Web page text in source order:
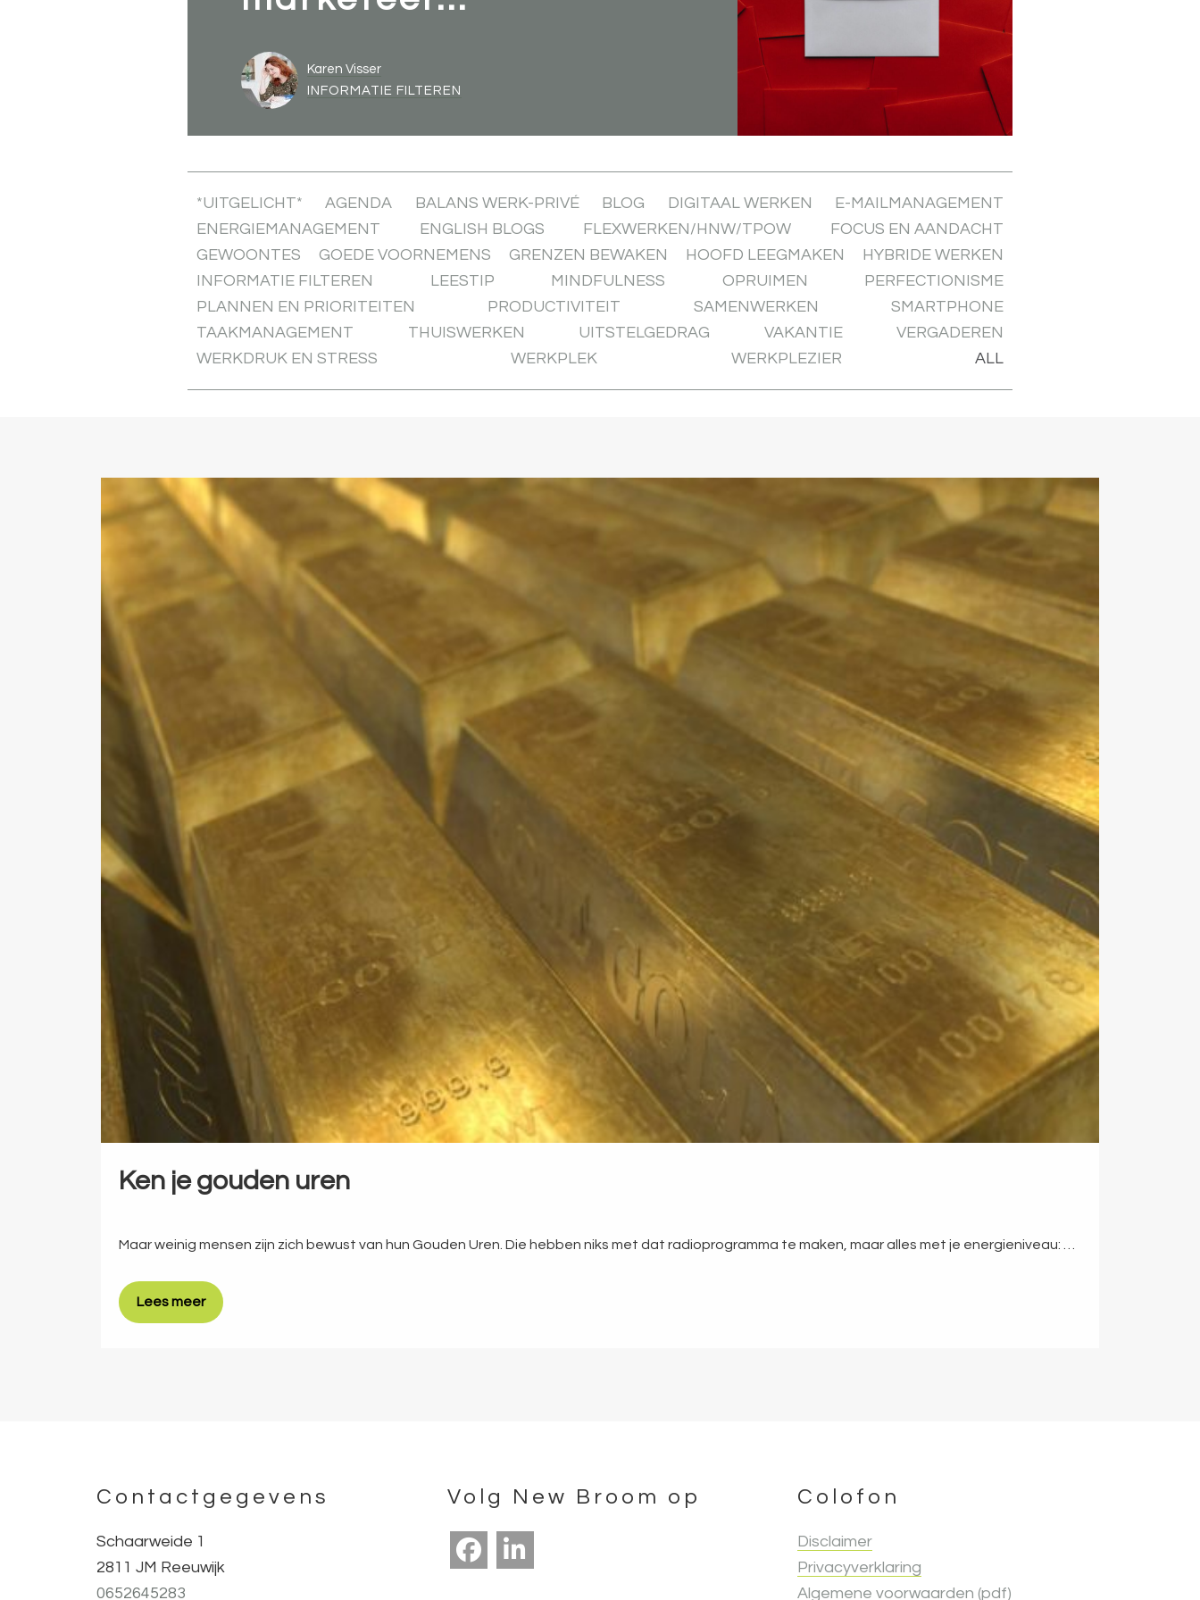
Karen Visser
INFORMATIE FILTEREN
*UITGELICHT* AGENDA BALANS WERK-PRIVÉ BLOG DIGITAAL WERKEN
E-MAILMANAGEMENT
ENERGIEMANAGEMENT
ENGLISH BLOGS FLEXWERKEN/HNW/TPOW
FOCUS EN AANDACHT
GEWOONTES
GOEDE VOORNEMENS GRENZEN BEWAKEN HOOFD LEEGMAKEN
HYBRIDE WERKEN
INFORMATIE FILTEREN
LEESTIP MINDFULNESS OPRUIMEN
PERFECTIONISME
PLANNEN EN PRIORITEITEN
PRODUCTIVITEIT SAMENWERKEN
SMARTPHONE
TAAKMANAGEMENT
THUISWERKEN UITSTELGEDRAG VAKANTIE
VERGADEREN
WERKDRUK EN STRESS
WERKPLEK WERKPLEZIER ALL
Ken je gouden uren
Maar weinig mensen zijn zich bewust van hun Gouden Uren. Die hebben niks met dat radioprogramma te maken, maar alles met je energieniveau: …
Lees meer
Footer
Contactgegevens
Schaarweide 1
2811 JM Reeuwijk
0652645283
Volg New Broom op Colofon
Disclaimer
Privacyverklaring
Algemene voorwaarden (pdf)